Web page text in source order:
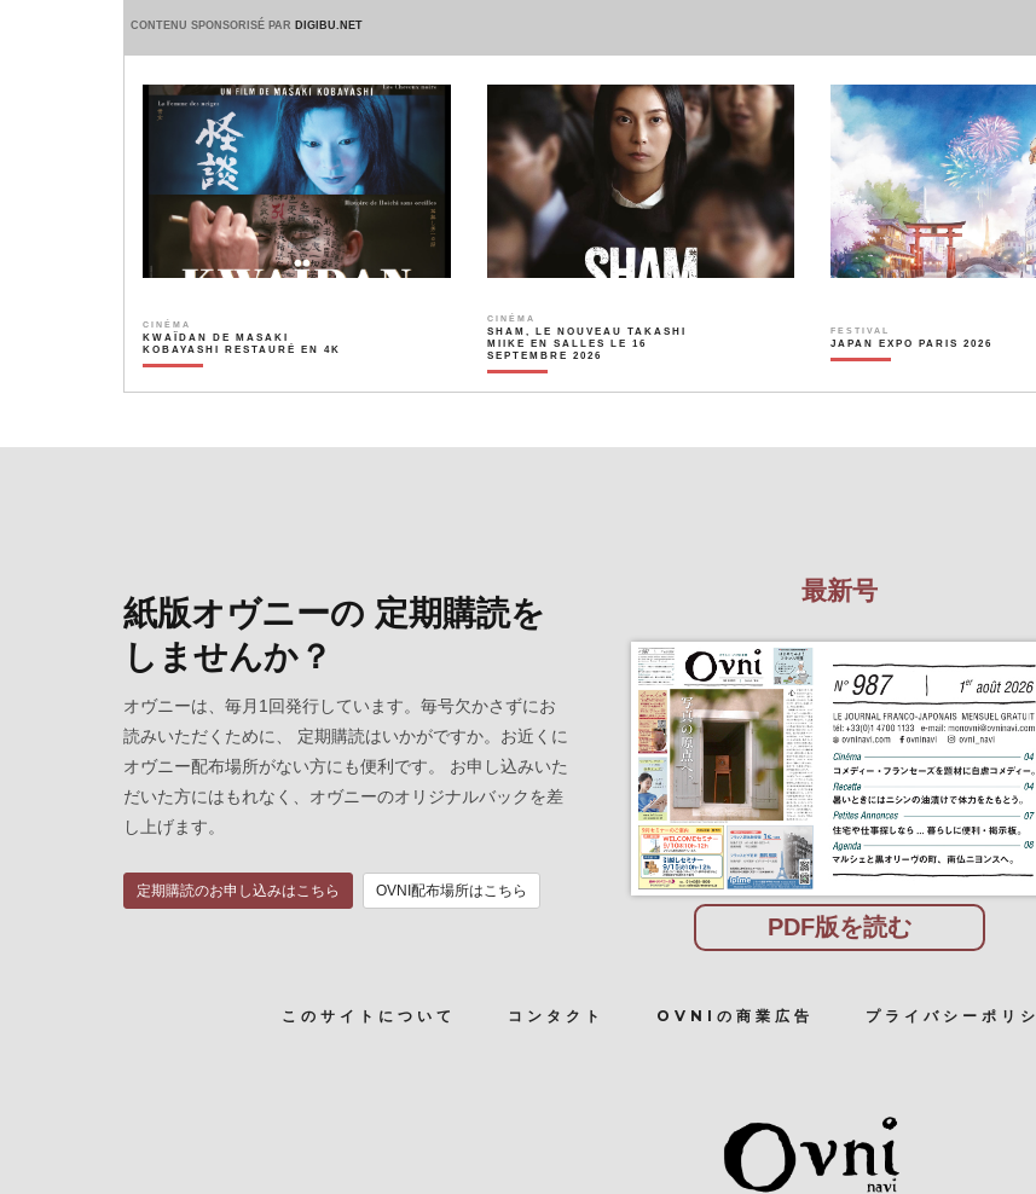
CONTENU SPONSORISÉ PAR DIGIBU.NET
CINÉMA
KWAÏDAN DE MASAKI
KOBAYASHI RESTAURÉ EN 4K
CINÉMA
SHAM, LE NOUVEAU TAKASHI
MIIKE EN SALLES LE 16
SEPTEMBRE 2026
FESTIVAL
JAPAN EXPO PARIS 2026
紙版オヴニーの 定期購読を
しませんか？
オヴニーは、毎月1回発行しています。毎号欠かさずにお
読みいただくために、 定期購読はいかがですか。お近くに
オヴニー配布場所がない方にも便利です。 お申し込みいた
だいた方にはもれなく、オヴニーのオリジナルバックを差
し上げます。
定期購読のお申し込みはこちら OVNI配布場所はこちら
最新号
PDF版を読む
このサイトについて コンタクト OVNIの商業広告 プライバシーポリシ